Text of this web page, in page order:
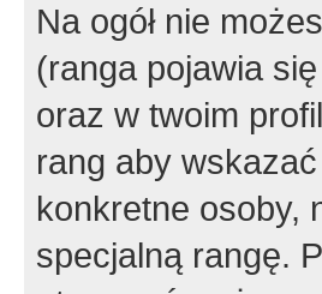
Na ogół nie
(ranga pojawia
oraz w twoim
rang aby
konkretne osoby,
specjalną rangę.